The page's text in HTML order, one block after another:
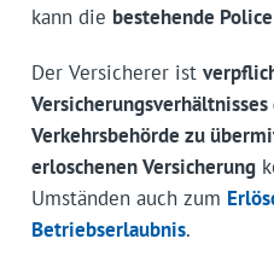
kann die bestehende Police
Der Versicherer ist
Verkehrsbehörde zu
erloschenen Versicherung
Umständen auch zum
Betriebserlaubnis.